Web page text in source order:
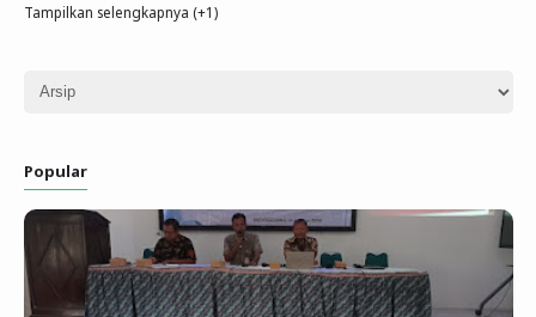
Tampilkan selengkapnya (+1)
Popular